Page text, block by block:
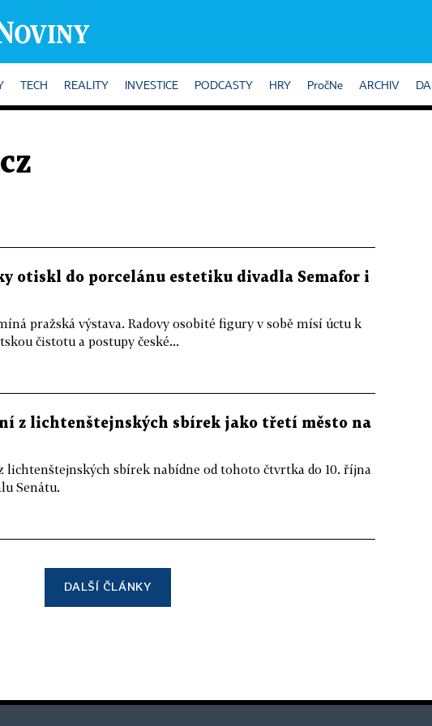
TECH REALITY INVESTICE PODCASTY HRY PročNe ARCHIV
otiskl do porcelánu estetiku divadla Semafor i
pražská výstava. Radovy osobité figury v sobě mísí úctu k
čistotu a postupy české...
z lichtenštejnských sbírek jako třetí město na
lichtenštejnských sbírek nabídne od tohoto čtvrtka do 10. října
Senátu.
DALŠÍ ČLÁNKY